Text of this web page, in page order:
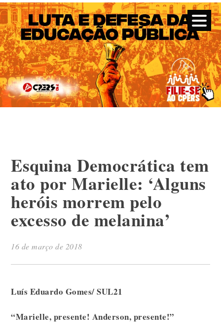
CPERS – Sindicato
CPERS – Sindicato dos Professores e Funcionários de escola
do Estado do Rio Grande do Sul
Esquina Democrática tem
ato por Marielle: ‘Alguns
heróis morrem pelo
excesso de melanina’
16 de março de 2018
Luís Eduardo Gomes/ SUL21
“Marielle, presente! Anderson, presente!”